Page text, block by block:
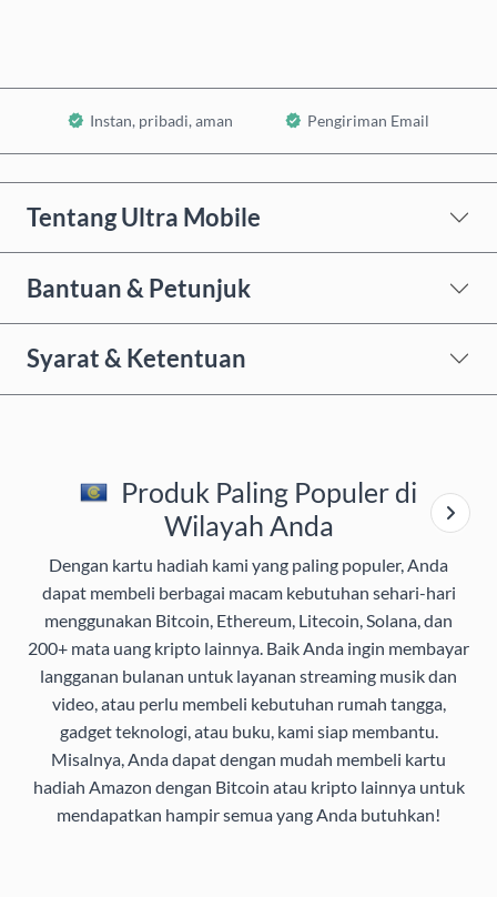
Instan, pribadi, aman Pengiriman Email
Tentang Ultra Mobile
Bantuan & Petunjuk
Syarat & Ketentuan
Produk Paling Populer di
Wilayah Anda
Dengan kartu hadiah kami yang paling populer, Anda
dapat membeli berbagai macam kebutuhan sehari-hari
menggunakan Bitcoin, Ethereum, Litecoin, Solana, dan
200+ mata uang kripto lainnya. Baik Anda ingin membayar
langganan bulanan untuk layanan streaming musik dan
video, atau perlu membeli kebutuhan rumah tangga,
gadget teknologi, atau buku, kami siap membantu.
Misalnya, Anda dapat dengan mudah membeli kartu
hadiah Amazon dengan Bitcoin atau kripto lainnya untuk
mendapatkan hampir semua yang Anda butuhkan!